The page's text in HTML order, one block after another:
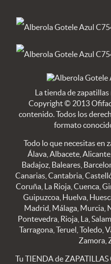
La tienda de zapatillas
Copyright © 2013
contenido. Todos los
formato
Todo lo que necesitas en
Álava, Albacete,
Badajoz, Baleares,
Canarias, Cantabria,
Coruña, La Rioja, Cuenca,
Guipuzcoa, Huelva,
Madrid, Málaga, Murcia,
Pontevedra, Rioja, La,
Tarragona, Teruel, Toledo,
Zamora,
Tu TIENDA de